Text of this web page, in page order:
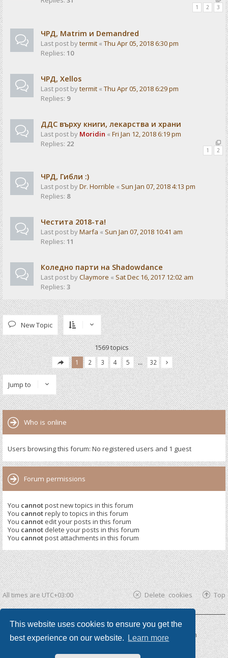
This website uses cookies to ensure you get the
best experience on our website.
Learn more
1 2 3
ЧРД, Matrim и Demandred
Last post bytermit « Thu Apr 05, 2018 6:30 pm
Replies: 10
ЧРД, Xellos
Last post bytermit « Thu Apr 05, 2018 6:29 pm
Replies: 9
ДДС върху книги, лекарства и храни
Last post by Moridin « Fri Jan 12, 2018 6:19 pm
Replies: 22
1 2
ЧРД, Гибли :)
Last post byDr. Horrible « Sun Jan 07, 2018 4:13 pm
Replies: 8
Честита 2018-та!
Last post byMarfa « Sun Jan 07, 2018 10:41 am
Replies: 11
Коледно парти на Shadowdance
Last post byClaymore « Sat Dec 16, 2017 12:02 am
Replies: 3
New Topic
1569 topics
1 2 3 4 5 … 32
Jump to
Who is online
Users browsing this forum: No registered users and 1 guest
Forum permissions
You cannotpost new topics in this forum
You cannotreply to topics in this forum
You cannot edit your posts in this forum
You cannot delete your posts in this forum
You cannotpost attachments in this forum
All times areUTC+03:00 Top
Delete cookies
Powered by phpBB ®| phpBB3 theme byKomiDesign